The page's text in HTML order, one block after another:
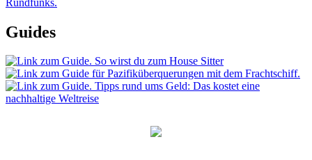
Guides